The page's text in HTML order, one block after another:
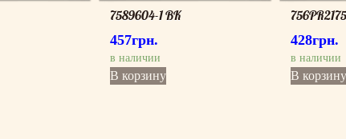
7589604-1 BK
457грн.
в наличии
В корзину
428грн.
в наличии
В корзину